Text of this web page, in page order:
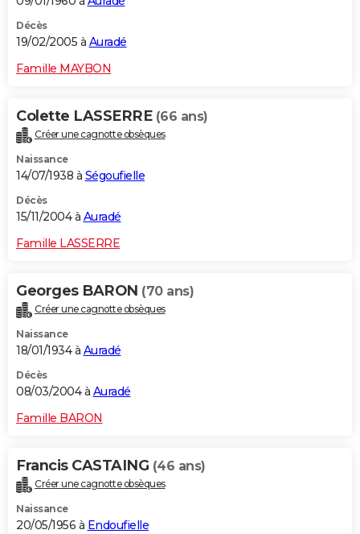
Décès
19/02/2005 à Auradé
Famille MAYBON
Colette LASSERRE (66 ans)
Créer une cagnotte obsèques
Naissance
14/07/1938 à Ségoufielle
Décès
15/11/2004 à Auradé
Famille LASSERRE
Georges BARON (70 ans)
Créer une cagnotte obsèques
Naissance
18/01/1934 à Auradé
Décès
08/03/2004 à Auradé
Famille BARON
Francis CASTAING (46 ans)
Créer une cagnotte obsèques
Naissance
20/05/1956 à Endoufielle